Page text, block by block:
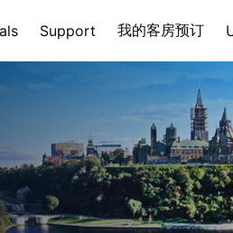
Support 我的客房预订